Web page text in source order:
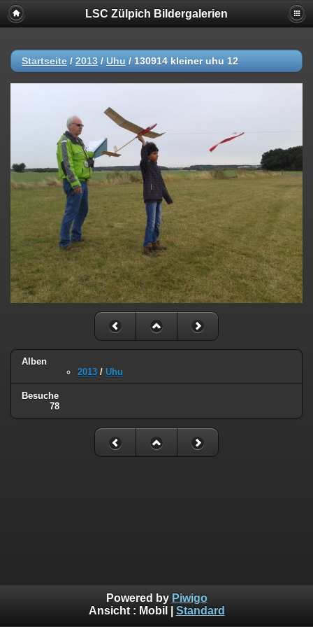
LSC Zülpich Bildergalerien
Startseite / 2013 / Uhu / 130914 kleiner uhu 12
Alben
2013 / Uhu
Besuche
78
Powered by Piwigo
Ansicht : Mobil Standard